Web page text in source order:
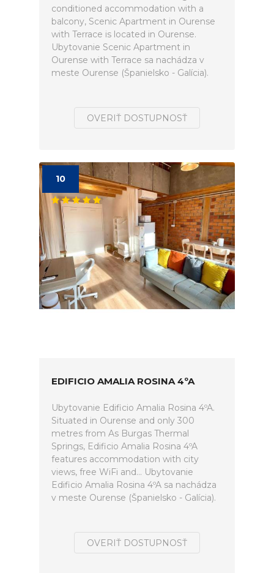
conditioned accommodation with a
balcony, Scenic Apartment in Ourense
with Terrace is located in Ourense.
Ubytovanie Scenic Apartment in
Ourense with Terrace sa nachádza v
meste Ourense (Španielsko - Galícia).
OVERIŤ DOSTUPNOSŤ
10
EDIFICIO AMALIA ROSINA 4ºA
Ubytovanie Edificio Amalia Rosina 4ºA.
Situated in Ourense and only 300
metres from As Burgas Thermal
Springs, Edificio Amalia Rosina 4ºA
features accommodation with city
views, free WiFi and... Ubytovanie
Edificio Amalia Rosina 4ºA sa nachádza
v meste Ourense (Španielsko - Galícia).
OVERIŤ DOSTUPNOSŤ